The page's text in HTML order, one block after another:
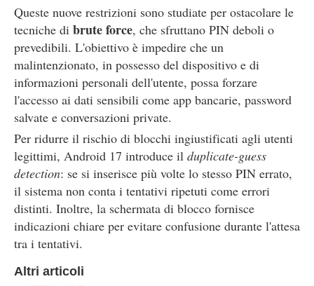
Queste nuove restrizioni sono studiate per ostacolare le
tecniche di brute force, che sfruttano PIN deboli o
prevedibili. L'obiettivo è impedire che un
malintenzionato, in possesso del dispositivo e di
informazioni personali dell'utente, possa forzare
l'accesso ai dati sensibili come app bancarie, password
salvate e conversazioni private.
Per ridurre il rischio di blocchi ingiustificati agli utenti
legittimi, Android 17 introduce il duplicate-guess
detection: se si inserisce più volte lo stesso PIN errato,
il sistema non conta i tentativi ripetuti come errori
distinti. Inoltre, la schermata di blocco fornisce
indicazioni chiare per evitare confusione durante l'attesa
tra i tentativi.
Altri articoli